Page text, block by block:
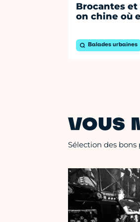
Brocantes
on chine où
Balades urbaines
VOUS
Sélection des